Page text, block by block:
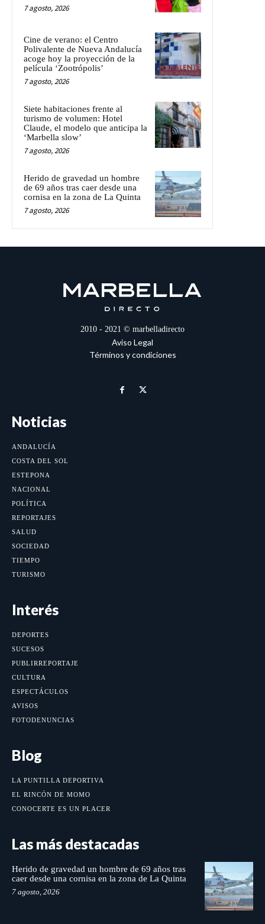
7 agosto, 2026
Cine de verano: el Centro
Polivalente de Nueva Andalucía
acoge hoy la proyección de la
película ‘Zootrópolis’
7 agosto, 2026
Siete habitaciones frente al
turismo de volumen: Hotel
Claude, el modelo que anticipa la
‘Marbella slow’
7 agosto, 2026
Herido de gravedad un hombre
de 69 años tras caer desde una
cornisa en la zona de La Quinta
7 agosto, 2026
2010 - 2021 © marbelladirecto
Aviso Legal
Términos y condiciones
Noticias
ANDALUCÍA
COSTA DEL SOL
ESTEPONA
NACIONAL
POLÍTICA
REPORTAJES
SALUD
SOCIEDAD
TIEMPO
TURISMO
Interés
DEPORTES
SUCESOS
PUBLIRREPORTAJE
CULTURA
ESPECTÁCULOS
AVISOS
FOTODENUNCIAS
Blog
LA PUNTILLA DEPORTIVA
EL RINCÓN DE MOMO
CONOCERTE ES UN PLACER
Las más destacadas
Herido de gravedad un hombre de 69 años tras
caer desde una cornisa en la zona de La Quinta
7 agosto, 2026